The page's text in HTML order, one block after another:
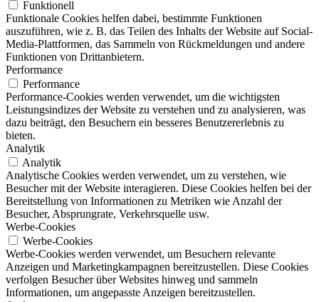
Funktionell
Funktionale Cookies helfen dabei, bestimmte Funktionen
auszuführen, wie z. B. das Teilen des Inhalts der Website auf Social-
Media-Plattformen, das Sammeln von Rückmeldungen und andere
Funktionen von Drittanbietern.
Performance
Performance
Performance-Cookies werden verwendet, um die wichtigsten
Leistungsindizes der Website zu verstehen und zu analysieren, was
dazu beiträgt, den Besuchern ein besseres Benutzererlebnis zu
bieten.
Analytik
Analytik
Analytische Cookies werden verwendet, um zu verstehen, wie
Besucher mit der Website interagieren. Diese Cookies helfen bei der
Bereitstellung von Informationen zu Metriken wie Anzahl der
Besucher, Absprungrate, Verkehrsquelle usw.
Werbe-Cookies
Werbe-Cookies
Werbe-Cookies werden verwendet, um Besuchern relevante
Anzeigen und Marketingkampagnen bereitzustellen. Diese Cookies
verfolgen Besucher über Websites hinweg und sammeln
Informationen, um angepasste Anzeigen bereitzustellen.